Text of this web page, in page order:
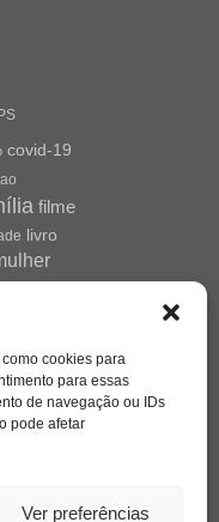
cookies para
para essas
de navegação ou IDs
pode afetar
Ver preferências
covid-19
filme
livro